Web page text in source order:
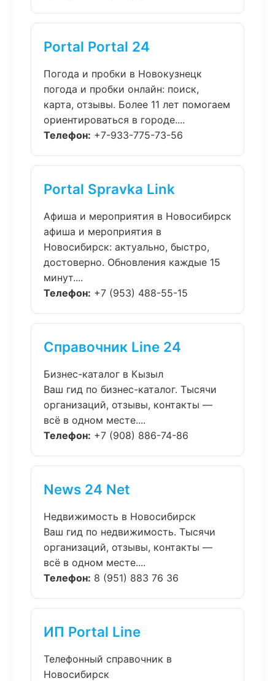
Portal Portal 24
Погода и пробки в Новокузнецк
погода и пробки онлайн: поиск,
карта, отзывы. Более 11 лет помогаем
ориентироваться в городе....
Телефон: +7-933-775-73-56
Portal Spravka Link
Афиша и мероприятия в Новосибирск
афиша и мероприятия в
Новосибирск: актуально, быстро,
достоверно. Обновления каждые 15
минут....
Телефон: +7 (953) 488-55-15
Справочник Line 24
Бизнес-каталог в Кызыл
Ваш гид по бизнес-каталог. Тысячи
организаций, отзывы, контакты —
всё в одном месте....
Телефон: +7 (908) 886-74-86
News 24 Net
Недвижимость в Новосибирск
Ваш гид по недвижимость. Тысячи
организаций, отзывы, контакты —
всё в одном месте....
Телефон: 8 (951) 883 76 36
ИП Portal Line
Телефонный справочник в
Новосибирск